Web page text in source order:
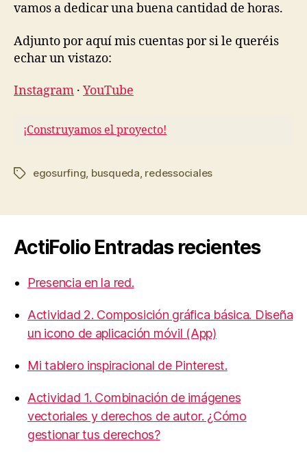
vamos a dedicar una buena cantidad de horas.
Adjunto por aquí mis cuentas por si le queréis
echar un vistazo:
Instagram · YouTube
¡Construyamos el proyecto!
Etiquetas
egosurfing busqueda redessociales
ActiFolio Entradas recientes
Presencia en la red.
Actividad 2. Composición gráfica básica. Diseña
un icono de aplicación móvil (App)
Mi tablero inspiracional de Pinterest.
Actividad 1. Combinación de imágenes
vectoriales y derechos de autor. ¿Cómo
gestionar tus derechos?